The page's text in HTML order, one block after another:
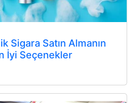
Sigara Satın Almanın
İyi Seçenekler